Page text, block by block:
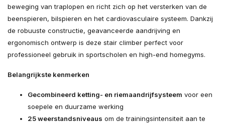
beweging van traplopen en richt zich op het versterken van de
beenspieren, bilspieren en het cardiovasculaire systeem. Dankzij
de robuuste constructie, geavanceerde aandrijving en
ergonomisch ontwerp is deze stair climber perfect voor
professioneel gebruik in sportscholen en high-end homegyms.
Belangrijkste kenmerken
Gecombineerd ketting- en riemaandrijfsysteem voor een
soepele en duurzame werking
25 weerstandsniveaus om de trainingsintensiteit aan te